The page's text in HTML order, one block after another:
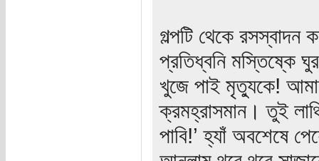
গল্পটি থেকে
প্রতিধ্বনি মস্তিষ্কে
খুজে পাই মৃত্যুকে!
ক্রমহ্রাসমান। তুই
পাবি!’ হ্যাঁ অবশেষে